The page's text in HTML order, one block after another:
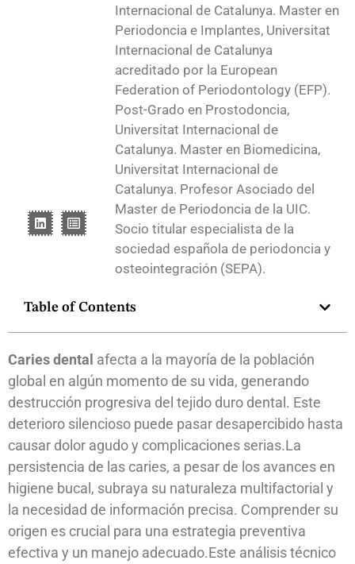
Internacional de Catalunya. Master en
Periodoncia e Implantes, Universitat
Internacional de Catalunya
acreditado por la European
Federation of Periodontology (EFP).
Post-Grado en Prostodoncia,
Universitat Internacional de
Catalunya. Master en Biomedicina,
Universitat Internacional de
Catalunya. Profesor Asociado del
Master de Periodoncia de la UIC.
Socio titular especialista de la
sociedad española de periodoncia y
osteointegración (SEPA).
Table of Contents
Caries dental afecta a la mayoría de la población
global en algún momento de su vida, generando
destrucción progresiva del tejido duro dental. Este
deterioro silencioso puede pasar desapercibido hasta
causar dolor agudo y complicaciones serias.La
persistencia de las caries, a pesar de los avances en
higiene bucal, subraya su naturaleza multifactorial y
la necesidad de información precisa. Comprender su
origen es crucial para una estrategia preventiva
efectiva y un manejo adecuado.Este análisis técnico